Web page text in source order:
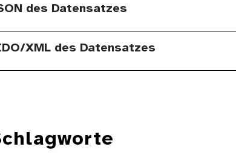
des Datensatzes
XML des Datensatzes